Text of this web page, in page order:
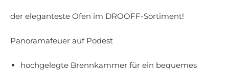
der eleganteste Ofen im DROOFF-Sortiment!
Panoramafeuer auf Podest
hochgelegte Brennkammer für ein bequemes